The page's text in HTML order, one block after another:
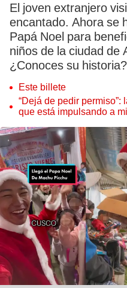
El joven extranjero
encantado. Ahora se
Papá Noel para
niños de la ciudad de
¿Conoces su historia?
Este billete
“Dejá de pedir
que está impulsando a